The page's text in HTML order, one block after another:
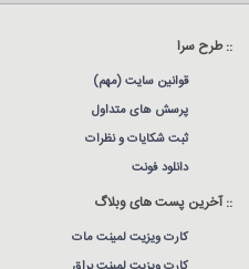
:: طرح سرا
قوانین سایت (مهم)
پرسش های متداول
ثبت شکایات و نظرات
دانلود فونت
:: آخرین پست های وبلاگ
کارت ویزیت لمینت مات